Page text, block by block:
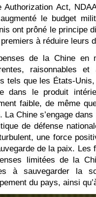
Authorization Act,
le budget
ont prôné le principe
à réduire leurs
de la Chine en
raisonnables
tels que les États-
dans le produit
faible, de même
La Chine s’engage
de défense
une force
de la paix. Les
limitées de la
à sauvegarder la
du pays, ainsi